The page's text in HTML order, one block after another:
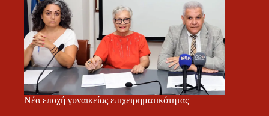
Νέα εποχή γυναικείας επιχειρηματικότητας